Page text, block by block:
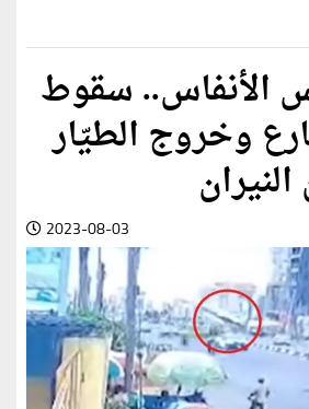
الأنفاس.. سقوط
وخروج الطيّار
2023-08-03